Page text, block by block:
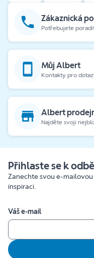
Zákaznická
Potřebujete
Můj Albert
Kontakty pro
Albert
Najděte svoji
Přihlaste se k
Zanechte svou e-
inspiraci.
Váš e-mail